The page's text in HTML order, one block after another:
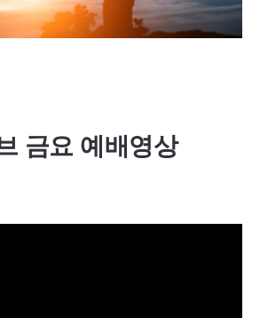
금요 예배영상